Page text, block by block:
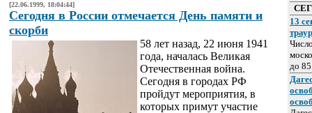
[22.06.1999, 18:04:44]
Сегодня в России отмечается День памяти и
скорби
58 лет назад, 22 июня 1941
года, началась Великая
Отечественная война.
Сегодня в городах РФ
пройдут мероприятия, в
которых примут участие
13
до 85